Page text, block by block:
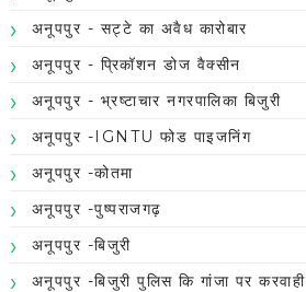
अनूपपुर - सट्टे का अवैध कारोबार
अनूपपुर - प्रिकॉशन डोज वैक्सीन
अनूपपुर - भ्रष्टाचार नगरपालिका बिजुरी
अनूपपुर -IGNTU फोड पाइजनिंग
अनूपपुर -कोतमा
अनूपपुर -पुष्पराजगढ़
अनूपपुर -बिजुरी
अनूपपुर -बिजुरी पुलिस कि गांजा पर करवाही